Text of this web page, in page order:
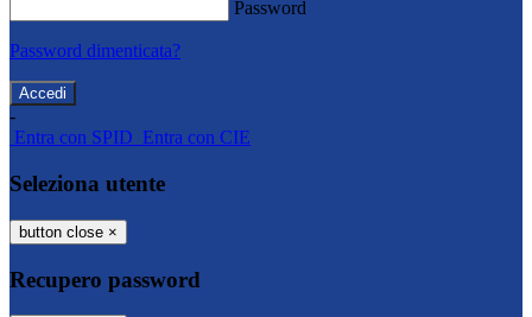
Password
Password dimenticata?
-
Entra con SPID Entra con CIE
Seleziona utente
button close ×
Recupero password